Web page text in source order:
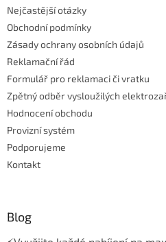
s
Nejčastější otázky
Obchodní podmínky
Zásady ochrany osobních údajů
Reklamační řád
Formulář pro reklamaci či vratku
Zpětný odběr vysloužilých
Hodnocení obchodu
Provizní systém
Podporujeme
Kontakt
Blog